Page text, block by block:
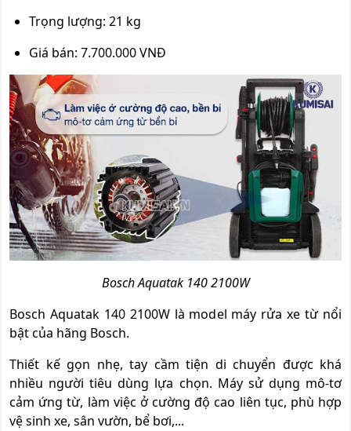
Trọng lượng: 21 kg
Giá bán: 7.700.000 VNĐ
Bosch Aquatak 140 2100W
Bosch Aquatak 140 2100W là model máy rửa xe từ nổi
bật của hãng Bosch.
Thiết kế gọn nhẹ, tay cầm tiện di chuyển được khá
nhiều người tiêu dùng lựa chọn. Máy sử dụng mô-tơ
cảm ứng từ, làm việc ở cường độ cao liên tục, phù hợp
vệ sinh xe, sân vườn, bể bơi,...